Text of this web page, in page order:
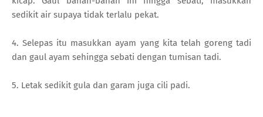
sedikit air supaya tidak terlalu pekat.
4. Selepas itu masukkan ayam yang kita telah goreng tadi
dan gaul ayam sehingga sebati dengan tumisan tadi.
5. Letak sedikit gula dan garam juga cili padi.